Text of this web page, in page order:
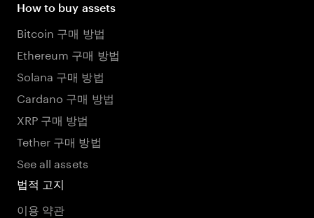
How to buy assets
Bitcoin 구매 방법
Ethereum 구매 방법
Solana 구매 방법
Cardano 구매 방법
XRP 구매 방법
Tether 구매 방법
See all assets
법적 고지
이용 약관